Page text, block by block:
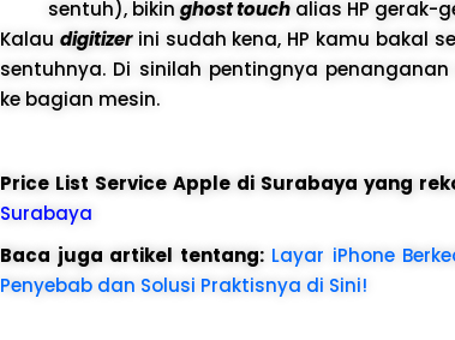
sentuh), bikin ghost touchalias HP gerak-
Kalau digitizerini sudah kena, HP kamu bakal
sentuhnya. Di sinilah pentingnya
ke bagian mesin.
Price List Service Apple di Surabaya yang
Surabaya
Baca juga artikel tentang: Layar iPhone
Penyebab dan Solusi Praktisnya di Sini!